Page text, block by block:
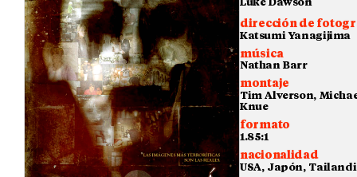
dirección de
Katsumi Yanagijima
música
Nathan Barr
montaje
Tim Alverson,
Knue
formato
1.85:1
nacionalidad
USA, Japón,